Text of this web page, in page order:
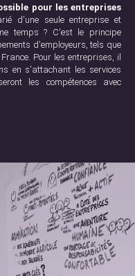
pour les entreprises
d'une seule entreprise et
temps ? C'est le principe
d'employeurs, tels que
Pour les entreprises, il
en s'attachant les services
les compétences avec